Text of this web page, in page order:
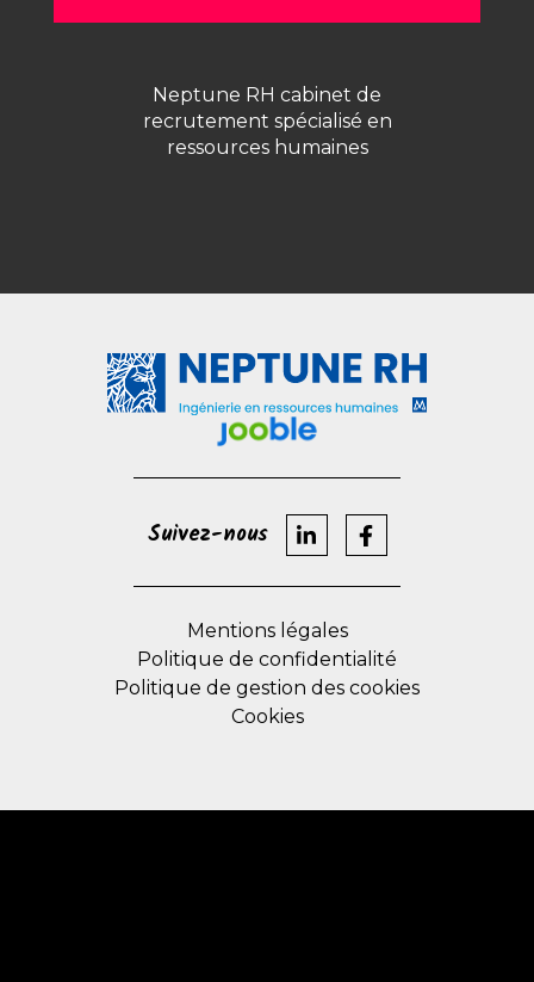
Suivez-nous
Mentions légales
Politique de confidentialité
Politique de gestion des cookies
Cookies
Neptune RH cabinet de
recrutement spécialisé en
ressources humaines